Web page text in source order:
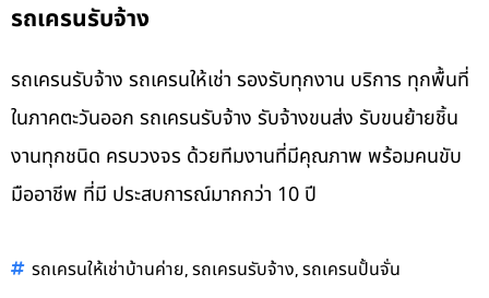
รถเครนรับจ้าง
รถเครนรับจ้าง รถเครนให้เช่า รองรับทุกงาน บริการ ทุกพื้นที่
ในภาคตะวันออก รถเครนรับจ้าง รับจ้างขนส่ง รับขนย้ายชิ้น
งานทุกชนิด ครบวงจร ด้วยทีมงานที่มีคุณภาพ พร้อมคนขับ
มืออาชีพ ที่มี ประสบการณ์มากกว่า 10 ปี
รถเครนให้เช่าบ้านค่าย,รถเครนรับจ้าง,รถเครนปั้นจั่น